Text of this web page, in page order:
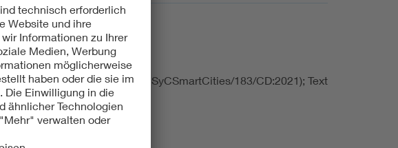
- Teil 1: Methodik (IEC SyCSmartCities/183/CD:2021); Text